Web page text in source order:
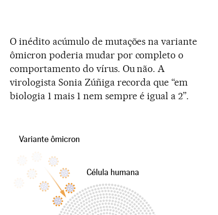
O inédito acúmulo de mutações na variante
ômicron poderia mudar por completo o
comportamento do vírus. Ou não. A
virologista Sonia Zúñiga recorda que “em
biologia 1 mais 1 nem sempre é igual a 2”.
Variante ômicron
Célula humana